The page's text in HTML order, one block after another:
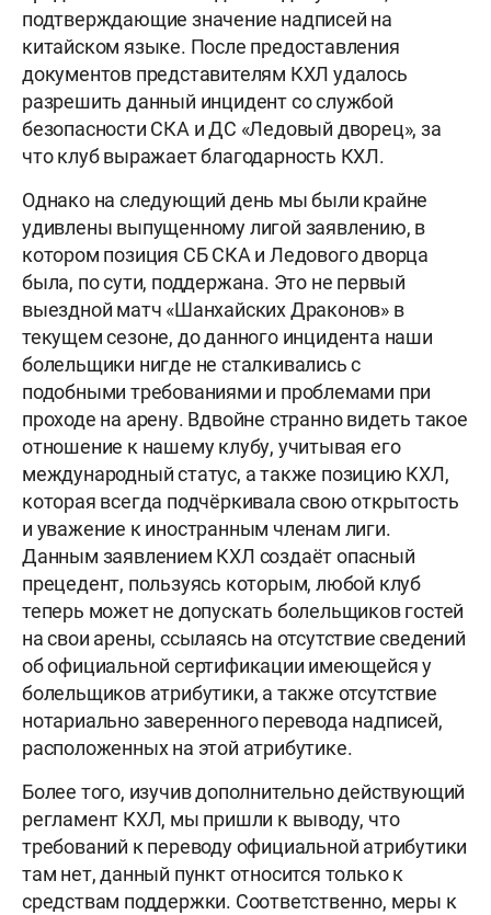
подтверждающие значение надписей на
китайском языке. После предоставления
документов представителям КХЛ удалось
разрешить данный инцидент со службой
безопасности СКА и ДС «Ледовый дворец», за
что клуб выражает благодарность КХЛ.
Однако на следующий день мы были крайне
удивлены выпущенному лигой заявлению, в
котором позиция СБ СКА и Ледового дворца
была, по сути, поддержана. Это не первый
выездной матч «Шанхайских Драконов» в
текущем сезоне, до данного инцидента наши
болельщики нигде не сталкивались с
подобными требованиями и проблемами при
проходе на арену. Вдвойне странно видеть такое
отношение к нашему клубу, учитывая его
международный статус, а также позицию КХЛ,
которая всегда подчёркивала свою открытость
и уважение к иностранным членам лиги.
Данным заявлением КХЛ создаёт опасный
прецедент, пользуясь которым, любой клуб
теперь может не допускать болельщиков гостей
на свои арены, ссылаясь на отсутствие сведений
об официальной сертификации имеющейся у
болельщиков атрибутики, а также отсутствие
нотариально заверенного перевода надписей,
расположенных на этой атрибутике.
Более того, изучив дополнительно действующий
регламент КХЛ, мы пришли к выводу, что
требований к переводу официальной атрибутики
там нет, данный пункт относится только к
средствам поддержки. Соответственно, меры к